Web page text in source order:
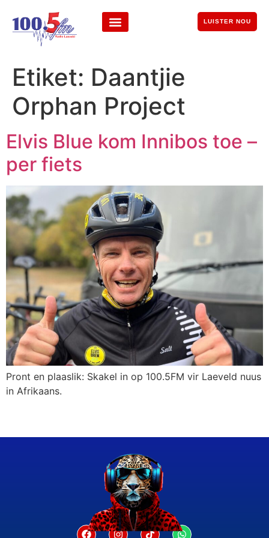
LUISTER NOU
Etiket: Daantjie
Orphan Project
Elvis Blue kom Innibos toe –
per fiets
Pront en plaaslik: Skakel in op 100.5FM vir Laeveld nuus
in Afrikaans.